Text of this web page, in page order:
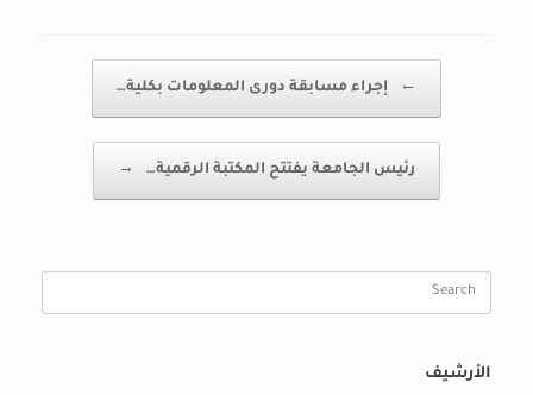
← إجراء مسابقة دورى المعلومات بكلية…
رئيس الجامعة يفتتح المكتبة الرقمية… →
Search
الأرشيف